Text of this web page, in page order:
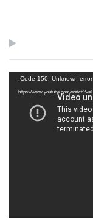
Code 150: Unknown error.